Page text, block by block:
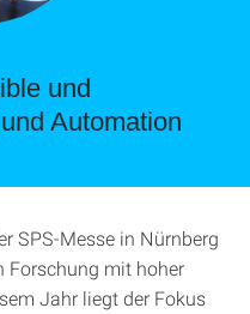
und
Automation
SPS-Messe in Nürnberg
Forschung mit hoher
Jahr liegt der Fokus